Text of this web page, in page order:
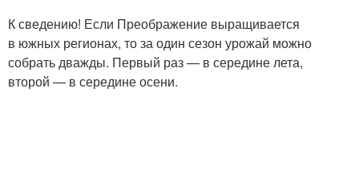
К сведению! Если Преображение выращивается
в южных регионах, то за один сезон урожай можно
собрать дважды. Первый раз — в середине лета,
второй — в середине осени.